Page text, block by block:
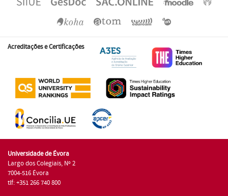
Acreditações e Certificações
Universidade de Évora
Largo dos Colegiais, Nº 2
7004-516 Évora
tlf: +351 266 740 800